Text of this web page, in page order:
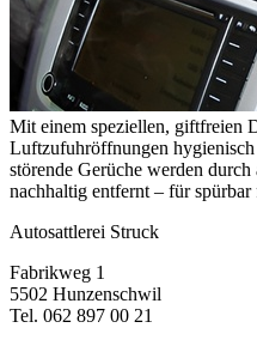
Mit einem speziellen, giftfreien
Luftzufuhröffnungen
störende Gerüche werden
nachhaltig entfernt – für
Autosattlerei Struck
Fabrikweg 1
5502 Hunzenschwil
Tel. 062 897 00 21